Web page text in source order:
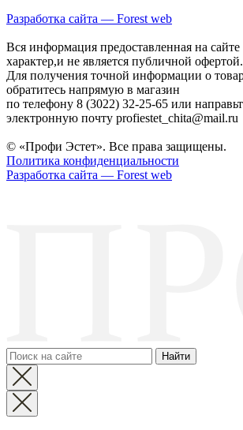
Разработка сайта — Forest web
Вся информация предоставленная на
характер,и не является публичной офертой.
Для получения точной информации о
обратитесь напрямую в магазин
по телефону 8 (3022) 32-25-65 или
электронную почту profiestet_chita@mail.ru
© «Профи Эстет». Все права защищены.
Политика конфиденциальности
Разработка сайта — Forest web
Найти